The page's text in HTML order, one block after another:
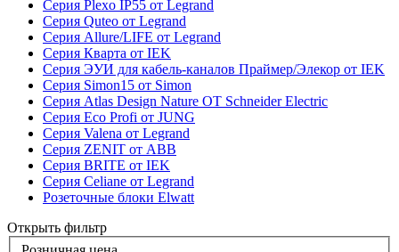
Серия Plexo IP55 от Legrand
Серия Quteo от Legrand
Серия Allure/LIFE от Legrand
Серия Кварта от IEK
Серия ЭУИ для кабель-каналов Праймер/Элекор от IEK
Серия Simon15 от Simon
Серия Atlas Design Nature ОТ Schneider Electric
Серия Eco Profi от JUNG
Серия Valena от Legrand
Серия ZENIT от ABB
Серия BRITE от IEK
Серия Celiane от Legrand
Розеточные блоки Elwatt
Открыть фильтр